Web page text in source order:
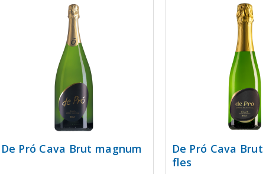
De Pró Cava Brut magnum
De Pró Cava
fles